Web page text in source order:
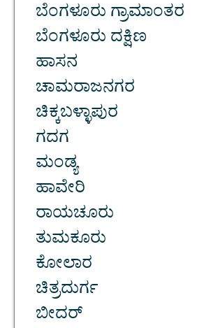
ಬೆಂಗಳೂರು ಗ್ರಾಮಾಂತರ
ಬೆಂಗಳೂರು ದಕ್ಷಿಣ
ಹಾಸನ
ಚಾಮರಾಜನಗರ
ಚಿಕ್ಕಬಳ್ಳಾಪುರ
ಗದಗ
ಮಂಡ್ಯ
ಹಾವೇರಿ
ರಾಯಚೂರು
ತುಮಕೂರು
ಕೋಲಾರ
ಚಿತ್ರದುರ್ಗ
ಬೀದರ್